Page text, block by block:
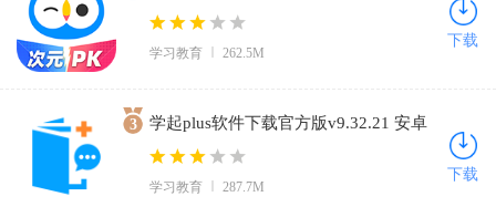
学习教育 262.5M
下载
3
学起plus软件下载官方版v9.32.21 安卓
版
学习教育 287.7M
下载